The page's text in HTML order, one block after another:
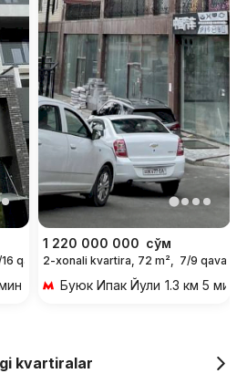
16 qavat
transportda
1 220 000 000 сўм
2-xonali kvartira, 72 m², 7/9 qavat
Буюк Ипак Йули 1.3 км 5
kvartiralar